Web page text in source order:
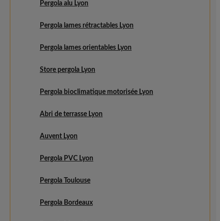
Pergola alu Lyon
Pergola lames rétractables Lyon
Pergola lames orientables Lyon
Store pergola Lyon
Pergola bioclimatique motorisée Lyon
Abri de terrasse Lyon
Auvent Lyon
Pergola PVC Lyon
Pergola Toulouse
Pergola Bordeaux